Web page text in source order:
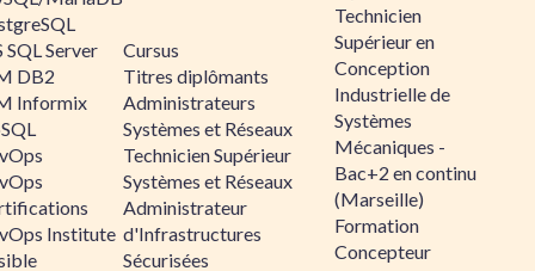
SQL Server
DB2
Informix
Institute
Cursus
Titres diplômants
Administrateurs
Systèmes et Réseaux
Technicien Supérieur
Systèmes et Réseaux
Administrateur
d'Infrastructures
Sécurisées
Technicien
Supérieur en
Conception
Industrielle de
Systèmes
Mécaniques -
Bac+2 en continu
(Marseille)
Formation
Concepteur